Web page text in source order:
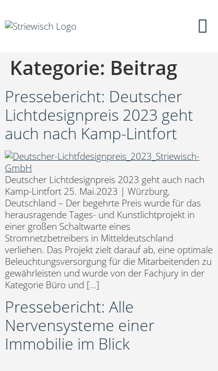
Kategorie: Beitrag
Pressebericht: Deutscher
Lichtdesignpreis 2023 geht
auch nach Kamp-Lintfort
Deutscher Lichtdesignpreis 2023 geht auch nach
Kamp-Lintfort 25. Mai.2023 | Würzburg,
Deutschland – Der begehrte Preis wurde für das
herausragende Tages- und Kunstlichtprojekt in
einer großen Schaltwarte eines
Stromnetzbetreibers in Mitteldeutschland
verliehen. Das Projekt zielt darauf ab, eine optimale
Beleuchtungsversorgung für die Mitarbeitenden zu
gewährleisten und wurde von der Fachjury in der
Kategorie Büro und […]
Pressebericht: Alle
Nervensysteme einer
Immobilie im Blick